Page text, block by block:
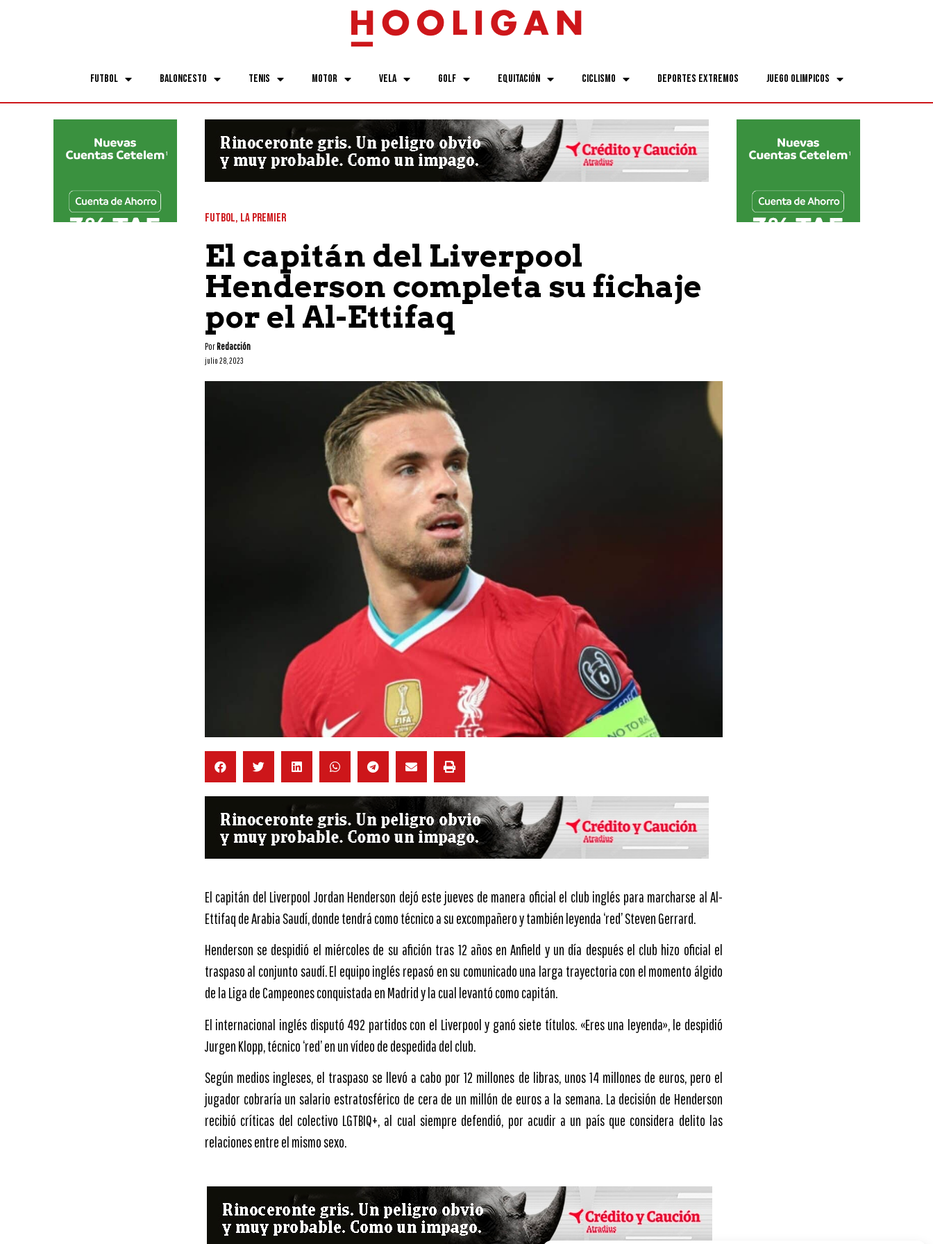
Futbol Baloncesto Tenis Motor Vela Golf Equitación Ciclismo Deportes Extremos Juego Olimpicos
FUTBOL, LA PREMIER
El capitán del Liverpool
Henderson completa su fichaje
por el Al-Ettifaq
PorRedacción
julio 28, 2023
El capitán del Liverpool Jordan Henderson dejó este jueves de manera oficial el club inglés para marcharse al Al-
Ettifaq de Arabia Saudí, donde tendrá como técnico a su excompañero y también leyenda ‘red’ Steven Gerrard.
Henderson se despidió el miércoles de su afición tras 12 años en Anfield y un día después el club hizo oficial el
traspaso al conjunto saudí. El equipo inglés repasó en su comunicado una larga trayectoria con el momento álgido
de la Liga de Campeones conquistada en Madrid y la cual levantó como capitán.
El internacional inglés disputó 492 partidos con el Liverpool y ganó siete títulos. «Eres una leyenda», le despidió
Jurgen Klopp, técnico ‘red’ en un vídeo de despedida del club.
Según medios ingleses, el traspaso se llevó a cabo por 12 millones de libras, unos 14 millones de euros, pero el
jugador cobraría un salario estratosférico de cera de un millón de euros a la semana. La decisión de Henderson
recibió críticas del colectivo LGTBIQ+, al cual siempre defendió, por acudir a un país que considera delito las
relaciones entre el mismo sexo.